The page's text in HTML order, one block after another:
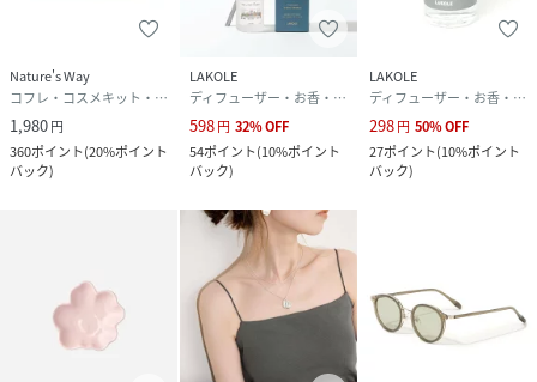
Nature's Way
コフレ・コスメキット・ギフトセット
1,980円
360ポイント(20%ポイント
バック)
LAKOLE
ディフューザー・お香・アロマオイル・キャンドル
598円 32%OFF
54ポイント(10%ポイント
バック)
LAKOLE
ディフューザー・お香・アロマオイル・キャンドル
298円 50%OFF
27ポイント(10%ポイント
バック)